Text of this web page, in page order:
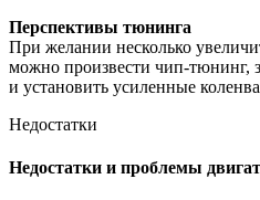
Перспективы тюнинга
При желании несколько
можно произвести чип-тюнинг,
и установить усиленные
Недостатки
Недостатки и проблемы